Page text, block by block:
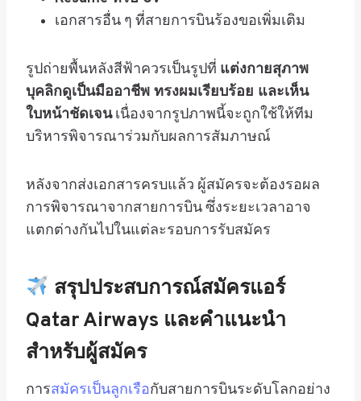
เอกสารอื่น ๆ ที่สายการบินร้องขอเพิ่มเติม
รูปถ่ายพื้นหลังสีฟ้าควรเป็นรูปที่ แต่งกายสุภาพ
บุคลิกดูเป็นมืออาชีพ ทรงผมเรียบร้อย และเห็น
ใบหน้าชัดเจนเนื่องจากรูปภาพนี้จะถูกใช้ให้ทีม
บริหารพิจารณาร่วมกับผลการสัมภาษณ์
หลังจากส่งเอกสารครบแล้ว ผู้สมัครจะต้องรอผล
การพิจารณาจากสายการบิน ซึ่งระยะเวลาอาจ
แตกต่างกันไปในแต่ละรอบการรับสมัคร
สรุปประสบการณ์สมัครแอร์
Qatar Airways และคำแนะนำ
สำหรับผู้สมัคร
การสมัครเป็นลูกเรือกับสายการบินระดับโลกอย่าง